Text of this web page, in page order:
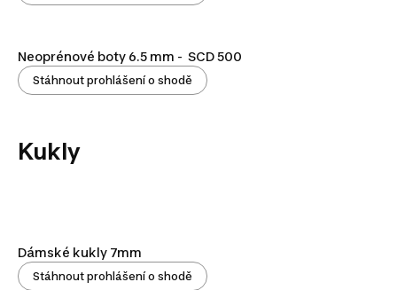
Neoprénové boty 6.5 mm - SCD 500
Stáhnout prohlášení o shodě
Kukly
Dámské kukly 7mm
Stáhnout prohlášení o shodě